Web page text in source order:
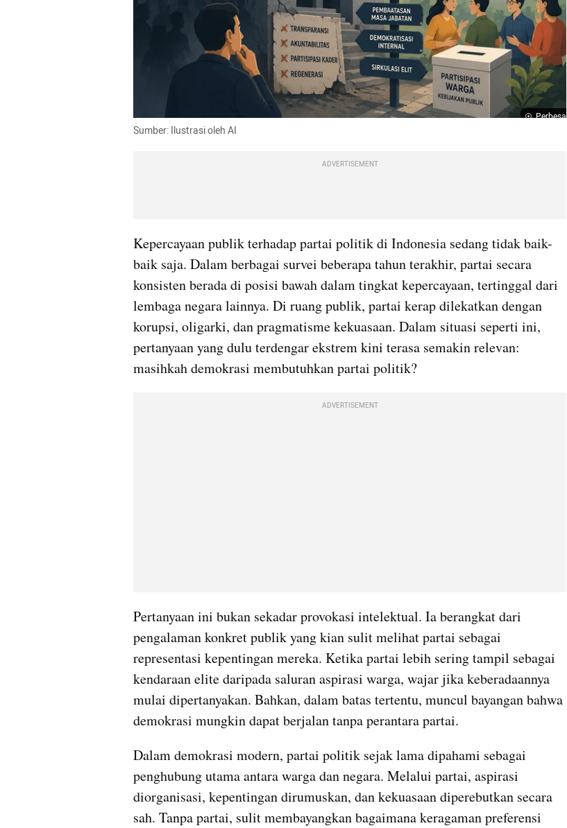
Perbesar
Sumber: Ilustrasi oleh AI
ADVERTISEMENT
Kepercayaan publik terhadap partai politik di Indonesia sedang tidak baik-
baik saja. Dalam berbagai survei beberapa tahun terakhir, partai secara
konsisten berada di posisi bawah dalam tingkat kepercayaan, tertinggal dari
lembaga negara lainnya. Di ruang publik, partai kerap dilekatkan dengan
korupsi, oligarki, dan pragmatisme kekuasaan. Dalam situasi seperti ini,
pertanyaan yang dulu terdengar ekstrem kini terasa semakin relevan:
masihkah demokrasi membutuhkan partai politik?
ADVERTISEMENT
Pertanyaan ini bukan sekadar provokasi intelektual. Ia berangkat dari
pengalaman konkret publik yang kian sulit melihat partai sebagai
representasi kepentingan mereka. Ketika partai lebih sering tampil sebagai
kendaraan elite daripada saluran aspirasi warga, wajar jika keberadaannya
mulai dipertanyakan. Bahkan, dalam batas tertentu, muncul bayangan bahwa
demokrasi mungkin dapat berjalan tanpa perantara partai.
Dalam demokrasi modern, partai politik sejak lama dipahami sebagai
penghubung utama antara warga dan negara. Melalui partai, aspirasi
diorganisasi, kepentingan dirumuskan, dan kekuasaan diperebutkan secara
sah. Tanpa partai, sulit membayangkan bagaimana keragaman preferensi